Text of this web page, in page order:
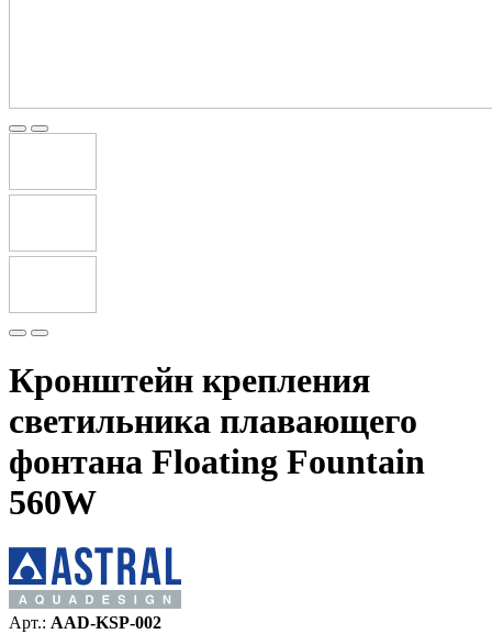
Кронштейн крепления
светильника плавающего
фонтана Floating Fountain
560W
Арт.: AAD-KSP-002